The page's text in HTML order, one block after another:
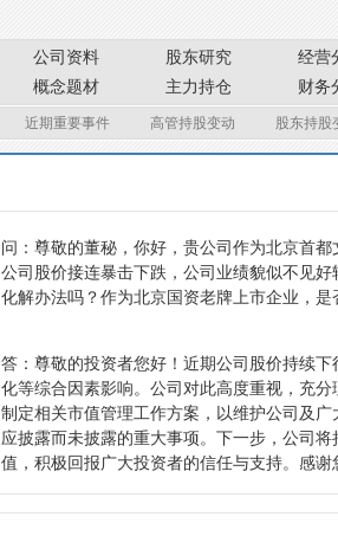
公司资料 股东研究 经营
概念题材 主力持仓 财务
近期重要事件 高管持股变动 股东持股
问： 尊敬的董秘，你好，贵公司作为北京首
公司股价接连暴击下跌，公司业绩貌似不见
化解办法吗？作为北京国资老牌上市企业，是
答： 尊敬的投资者您好！近期公司股价持续
化等综合因素影响。公司对此高度重视，充
制定相关市值管理工作方案，以维护公司及
应披露而未披露的重大事项。下一步，公司
值，积极回报广大投资者的信任与支持。感谢